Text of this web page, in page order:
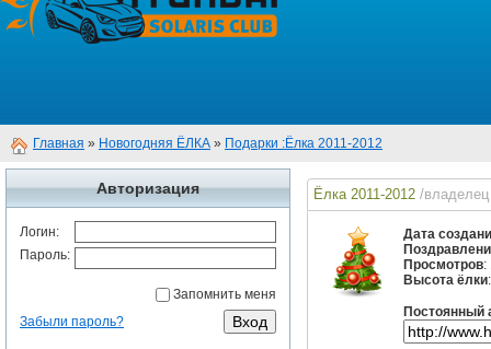
Главная » Новогодняя ЁЛКА » Подарки :Ёлка 2011-2012
Авторизация
Логин:
Пароль:
Запомнить меня
Забыли пароль?
Ёлка 2011-2012 /
Дата
Просмотров:
Высота ёлки
Постоянный